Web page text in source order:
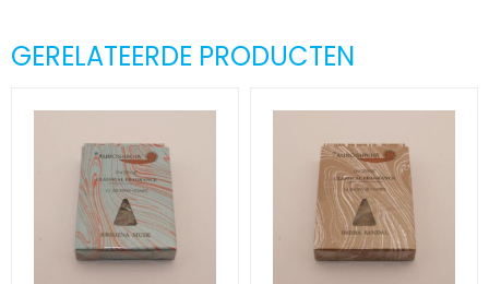
GERELATEERDE PRODUCTEN